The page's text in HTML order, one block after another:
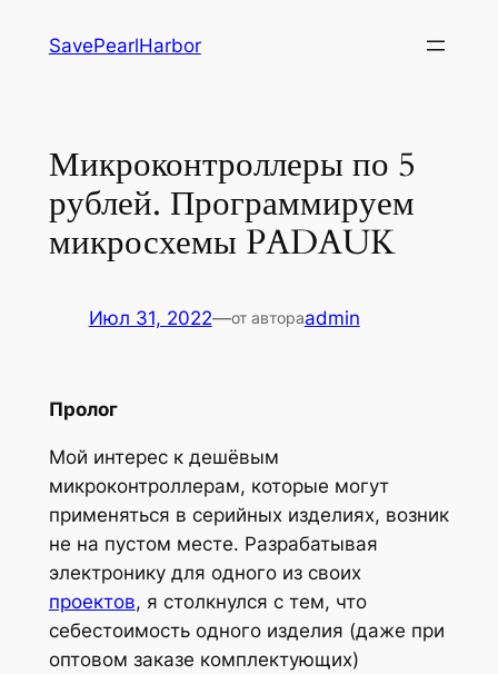
SavePearlHarbor
Микроконтроллеры по 5
рублей. Программируем
микросхемы PADAUK
Июл 31, 2022—от автораadmin
Пролог
Мой интерес к дешёвым
микроконтроллерам, которые могут
применяться в серийных изделиях, возник
не на пустом месте. Разрабатывая
электронику для одного из своих
проектов, я столкнулся с тем, что
себестоимость одного изделия (даже при
оптовом заказе комплектующих)